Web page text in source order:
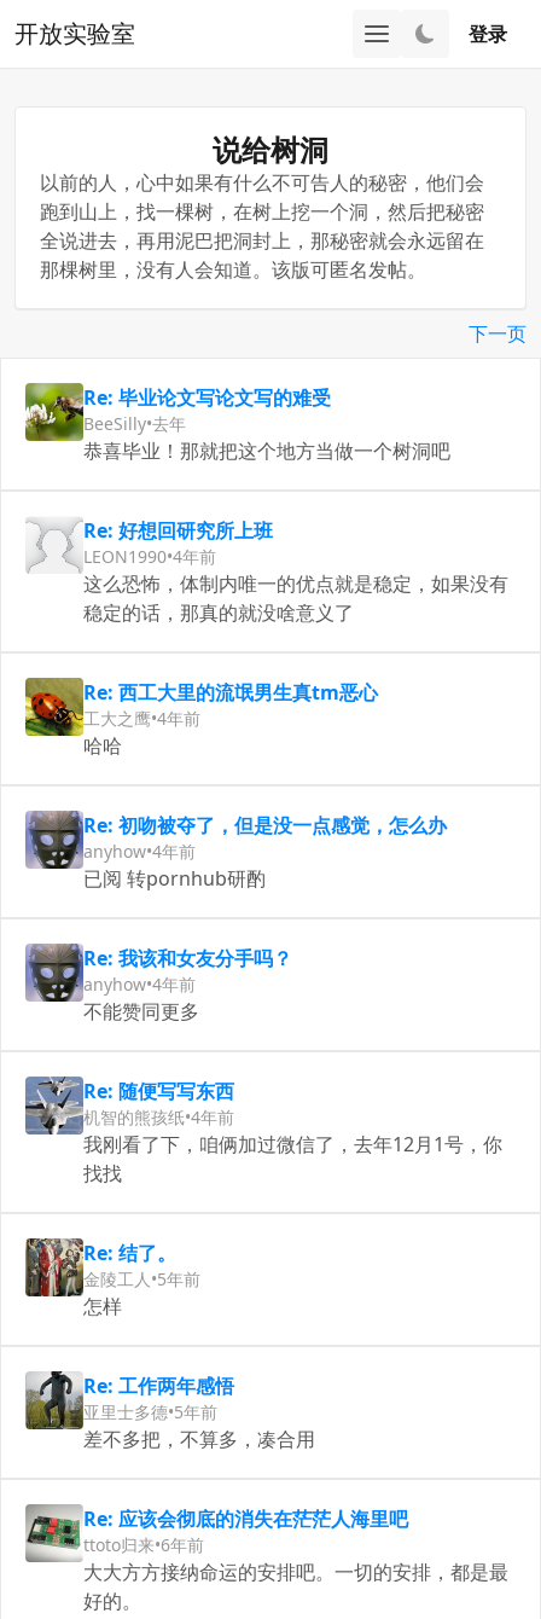
开放实验室 登录
说给树洞
以前的人，心中如果有什么不可告人的秘密，他们会
跑到山上，找一棵树，在树上挖一个洞，然后把秘密
全说进去，再用泥巴把洞封上，那秘密就会永远留在
那棵树里，没有人会知道。该版可匿名发帖。
下一页
Re: 毕业论文写论文写的难受
BeeSilly•去年
恭喜毕业！那就把这个地方当做一个树洞吧
Re: 好想回研究所上班
LEON1990•4年前
这么恐怖，体制内唯一的优点就是稳定，如果没有
稳定的话，那真的就没啥意义了
Re: 西工大里的流氓男生真tm恶心
工大之鹰•4年前
哈哈
Re: 初吻被夺了，但是没一点感觉，怎么办
anyhow•4年前
已阅 转pornhub研酌
Re: 我该和女友分手吗？
anyhow•4年前
不能赞同更多
Re: 随便写写东西
机智的熊孩纸•4年前
我刚看了下，咱俩加过微信了，去年12月1号，你
找找
Re: 结了。
金陵工人•5年前
怎样
Re: 工作两年感悟
亚里士多德•5年前
差不多把，不算多，凑合用
Re: 应该会彻底的消失在茫茫人海里吧
ttoto归来•6年前
大大方方接纳命运的安排吧。一切的安排，都是最
好的。